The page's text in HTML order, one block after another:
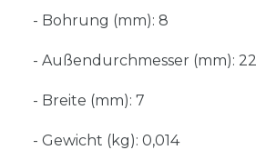
- Bohrung (mm): 8
- Außendurchmesser (mm): 22
- Breite (mm): 7
- Gewicht (kg): 0,014